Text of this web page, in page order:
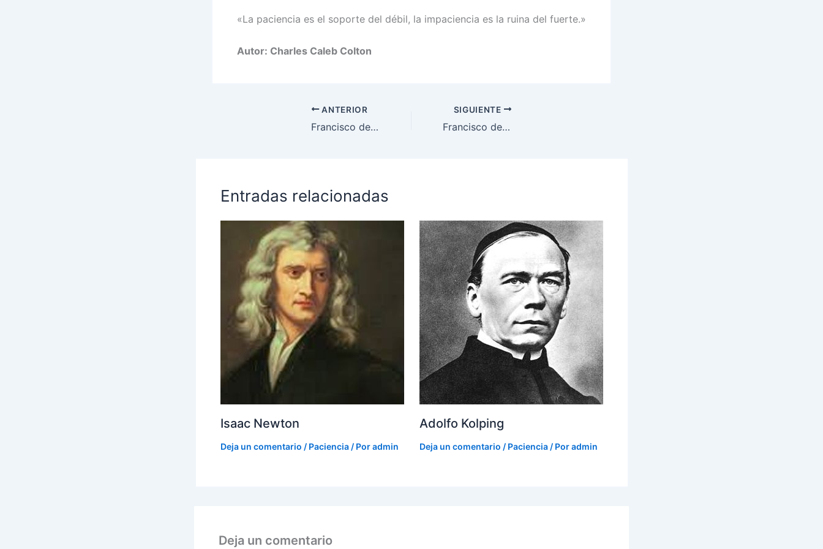
«La paciencia es el soporte del débil, la impaciencia es la ruina del fuerte.»
Autor: Charles Caleb Colton
ANTERIOR
Francisco de Sales
SIGUIENTE
Francisco de Sales
Entradas relacionadas
Isaac Newton
Deja un comentario / Paciencia/ Poradmin
Adolfo Kolping
Deja un comentario / Paciencia/ Poradmin
Deja un comentario